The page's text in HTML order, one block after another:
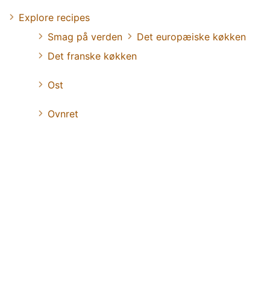
Explore recipes
Smag på verden
Det europæiske køkken
Det franske køkken
Ost
Ovnret